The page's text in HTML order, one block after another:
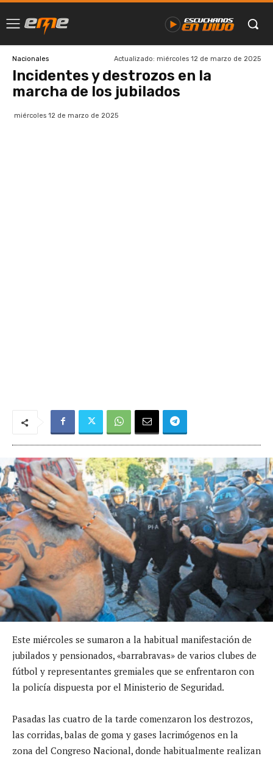
Nacionales Actualizado: miércoles 12 de marzo de 2025
Incidentes y destrozos en la
marcha de los jubilados
miércoles 12 de marzo de 2025
Este miércoles se sumaron a la habitual manifestación de
jubilados y pensionados, «barrabravas» de varios clubes de
fútbol y representantes gremiales que se enfrentaron con
la policía dispuesta por el Ministerio de Seguridad.
Pasadas las cuatro de la tarde comenzaron los destrozos,
las corridas, balas de goma y gases lacrimógenos en la
zona del Congreso Nacional, donde habitualmente realizan